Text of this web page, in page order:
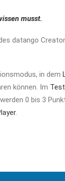
musst.
datango
in dem
können. Im
0 bis 3
.